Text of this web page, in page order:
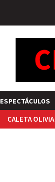
ESPECTÁCULOS
CALETA OLIVIA